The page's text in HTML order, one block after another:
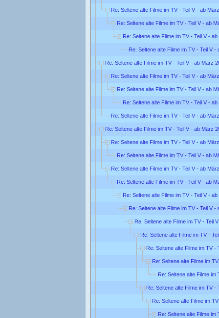
Re: Seltene alte Filme im TV - Teil V - ab
Re: Seltene alte Filme im TV - Teil V - ab
Re: Seltene alte Filme im TV - Teil V -
Re: Seltene alte Filme im TV - Teil V -
Re: Seltene alte Filme im TV - Teil V - ab März
Re: Seltene alte Filme im TV - Teil V - ab
Re: Seltene alte Filme im TV - Teil V - ab
Re: Seltene alte Filme im TV - Teil V -
Re: Seltene alte Filme im TV - Teil V - ab
Re: Seltene alte Filme im TV - Teil V - ab März
Re: Seltene alte Filme im TV - Teil V - ab
Re: Seltene alte Filme im TV - Teil V - ab
Re: Seltene alte Filme im TV - Teil V - ab
Re: Seltene alte Filme im TV - Teil V - ab
Re: Seltene alte Filme im TV - Teil V -
Re: Seltene alte Filme im TV - Teil V -
Re: Seltene alte Filme im TV - Teil
Re: Seltene alte Filme im TV -
Re: Seltene alte Filme im TV -
Re: Seltene alte Filme im
Re: Seltene alte Filme im
Re: Seltene alte Filme im TV -
Re: Seltene alte Filme im
Re: Seltene alte Filme im